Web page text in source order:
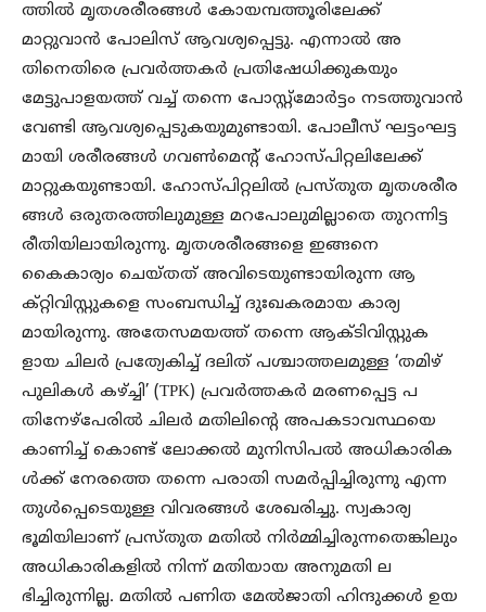
ത്തിൽ മൃതശരീരങ്ങൾ കോയമ്പത്തൂരിലേക്ക്
മാറ്റുവാൻ പോലിസ് ആവശ്യപ്പെട്ടു. എന്നാൽ അ
തിനെതിരെ പ്രവർത്തകർ പ്രതിഷേധിക്കുകയും
മേട്ടുപാളയത്ത് വച്ച് തന്നെ പോസ്റ്റ്മോർട്ടം നടത്തുവാൻ
വേണ്ടി ആവശ്യപ്പെടുകയുമുണ്ടായി. പോലീസ് ഘട്ടംഘട്ട
മായി ശരീരങ്ങൾ ഗവൺമെന്റ് ഹോസ്പിറ്റലിലേക്ക്
മാറ്റുകയുണ്ടായി. ഹോസ്പിറ്റലിൽ പ്രസ്തുത മൃതശരീര
ങ്ങൾ ഒരുതരത്തിലുമുള്ള മറപോലുമില്ലാതെ തുറന്നിട്ട
രീതിയിലായിരുന്നു. മൃതശരീരങ്ങളെ ഇങ്ങനെ
കൈകാര്യം ചെയ്തത് അവിടെയുണ്ടായിരുന്ന ആ
ക്റ്റിവിസ്റ്റുകളെ സംബന്ധിച്ച് ദുഃഖകരമായ കാര്യ
മായിരുന്നു. അതേസമയത്ത് തന്നെ ആക്ടിവിസ്റ്റുക
ളായ ചിലർ പ്രത്യേകിച്ച് ദലിത് പശ്ചാത്തലമുള്ള ‘തമിഴ്
പുലികൾ കഴ്ച്ചി’ (TPK) പ്രവർത്തകർ മരണപ്പെട്ട പ
തിനേഴ്പേരിൽ ചിലർ മതിലിന്റെ അപകടാവസ്ഥയെ
കാണിച്ച് കൊണ്ട് ലോക്കൽ മുനിസിപൽ അധികാരിക
ൾക്ക് നേരത്തെ തന്നെ പരാതി സമർപ്പിച്ചിരുന്നു എന്ന
തുൾപ്പെടെയുള്ള വിവരങ്ങൾ ശേഖരിച്ചു. സ്വകാര്യ
ഭൂമിയിലാണ് പ്രസ്തുത മതിൽ നിർമ്മിച്ചിരുന്നതെങ്കിലും
അധികാരികളിൽ നിന്ന് മതിയായ അനുമതി ല
ഭിച്ചിരുന്നില്ല. മതിൽ പണിത മേൽജാതി ഹിന്ദുക്കൾ ഉയ